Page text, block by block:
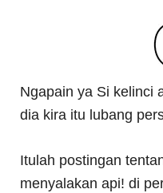
Ngapain ya Si kelinci
dia kira itu lubang
Itulah postingan
menyalakan api! di